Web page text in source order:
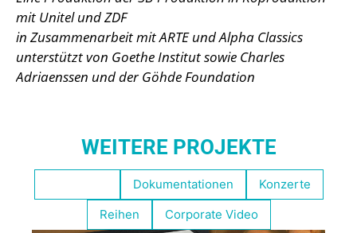
mit Unitel und ZDF
in Zusammenarbeit mit ARTE und Alpha Classics
unterstützt von Goethe Institut sowie Charles
Adriaenssen und der Göhde Foundation
WEITERE PROJEKTE
Dokumentationen
Konzerte
Reihen
Corporate Video